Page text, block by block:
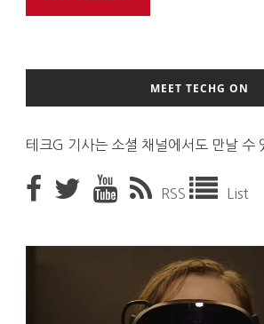
MEET TECHG ON
테크G 기사는 소셜 채널에서도 만날 수
RSS List